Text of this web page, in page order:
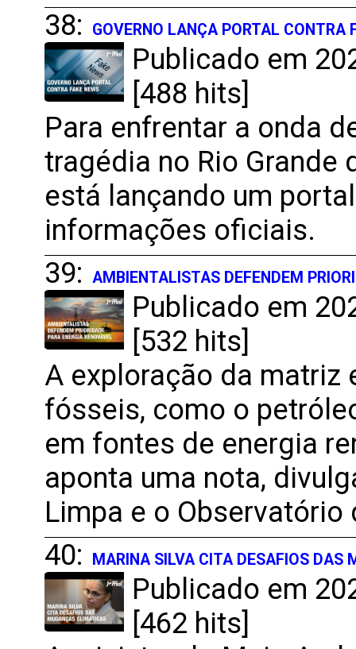
38:
GOVERNO LANÇA PORTAL CONTRA
Publicado em
[488 hits]
Para enfrentar a onda
tragédia no Rio Grande
está lançando um
informações oficiais.
39:
AMBIENTALISTAS DEFENDEM
Publicado em
[532 hits]
A exploração da
fósseis, como o
em fontes de energia
aponta uma nota,
Limpa e o Observatório
40:
MARINA SILVA CITA DESAFIOS DAS
Publicado em
[462 hits]